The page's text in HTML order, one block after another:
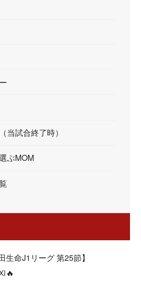
当試合終了時）
ぶMOM
生命J1リーグ 第25節】